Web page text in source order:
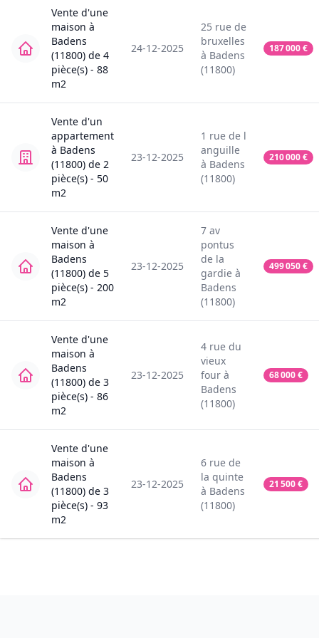
Vente d'une
maison à
Badens
(11800) de 4
pièce(s) - 88
m2
24-12-2025
25 rue de
bruxelles
à Badens
(11800)
187 000€
Vente d'un
appartement
à Badens
(11800) de 2
pièce(s) - 50
m2
23-12-2025
1 rue de l
anguille
à Badens
(11800)
210 000€
Vente d'une
maison à
Badens
(11800) de 5
pièce(s) - 200
m2
23-12-2025
7 av
pontus
de la
gardie à
Badens
(11800)
499 050€
Vente d'une
maison à
Badens
(11800) de 3
pièce(s) - 86
m2
23-12-2025
4 rue du
vieux
four à
Badens
(11800)
68 000€
Vente d'une
maison à
Badens
(11800) de 3
pièce(s) - 93
m2
23-12-2025
6 rue de
la quinte
à Badens
(11800)
21 500€